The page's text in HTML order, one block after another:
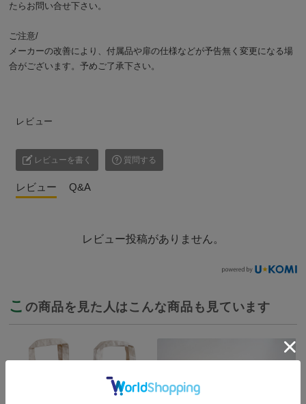
たら お問い合せ下さい。
ご注意/
メーカーの改善により、付属品や扉の仕様などが予告無く変更になる場
合がございます。予めご了承下さい。
レビュー
レビューを書く 質問する
レビュー Q&A
レビュー投稿がありません。
こ の商品を見た人はこんな商品も見ています